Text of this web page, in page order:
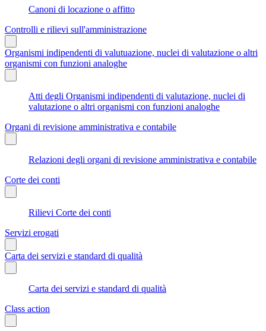
Canoni di locazione o affitto
Controlli e rilievi sull'amministrazione
Organismi indipendenti di valutuazione, nuclei di valutazione o altri
organismi con funzioni analoghe
Atti degli Organismi indipendenti di valutazione, nuclei di
valutazione o altri organismi con funzioni analoghe
Organi di revisione amministrativa e contabile
Relazioni degli organi di revisione amministrativa e contabile
Corte dei conti
Rilievi Corte dei conti
Servizi erogati
Carta dei servizi e standard di qualità
Carta dei servizi e standard di qualità
Class action